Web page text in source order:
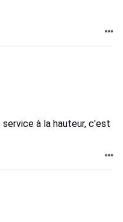
à la hauteur, c'est